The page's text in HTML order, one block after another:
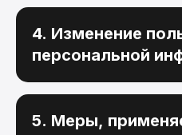
4. Изменение
персональной
5. Меры,